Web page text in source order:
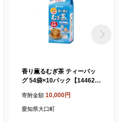
香り薫るむぎ茶 ティーバッ
グ 54袋×10パック【144624
寄附金額 10,000円
愛知県大口町